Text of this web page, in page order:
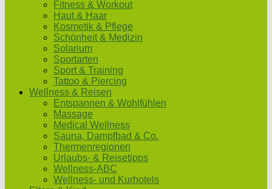
Fitness & Workout
Haut & Haar
Kosmetik & Pflege
Schönheit & Medizin
Solarium
Sportarten
Sport & Training
Tattoo & Piercing
Wellness & Reisen
Entspannen & Wohlfühlen
Massage
Medical Wellness
Sauna, Dampfbad & Co.
Thermenregionen
Urlaubs- & Reisetipps
Wellness-ABC
Wellness- und Kurhotels